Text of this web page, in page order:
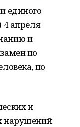
единого
4 апреля
и
по
по
и
нарушений